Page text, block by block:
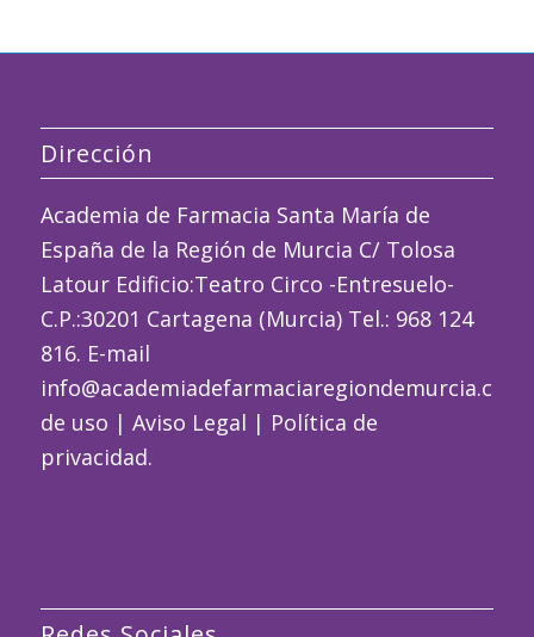
Dirección
Academia de Farmacia Santa María de
España de la Región de Murcia C/ Tolosa
Latour Edificio:Teatro Circo -Entresuelo-
C.P.:30201 Cartagena (Murcia) Tel.: 968 124
816. E-mail
de uso | Aviso Legal | Política de
privacidad.